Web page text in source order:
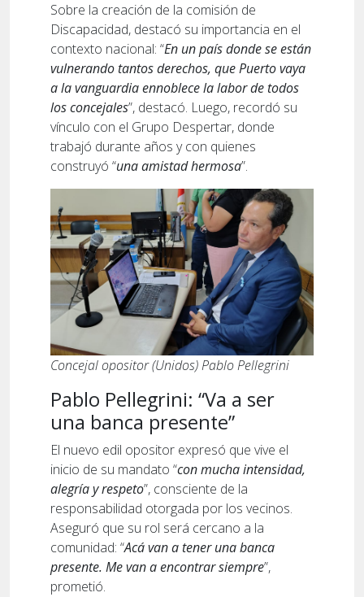
Sobre la creación de la comisión de
Discapacidad, destacó su importancia en el
contexto nacional: “En un país donde se están
vulnerando tantos derechos, que Puerto vaya
a la vanguardia ennoblece la labor de todos
los concejales”, destacó. Luego, recordó su
vínculo con el Grupo Despertar, donde
trabajó durante años y con quienes
construyó “una amistad hermosa”.
Concejal opositor (Unidos) Pablo Pellegrini
Pablo Pellegrini: “Va a ser
una banca presente”
El nuevo edil opositor expresó que vive el
inicio de su mandato “con mucha intensidad,
alegría y respeto”, consciente de la
responsabilidad otorgada por los vecinos.
Aseguró que su rol será cercano a la
comunidad: “Acá van a tener una banca
presente. Me van a encontrar siempre”,
prometió.